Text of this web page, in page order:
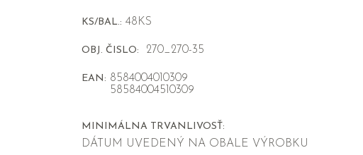
KS/BAL.: 48KS
OBJ. ČISLO: 270_270-35
EAN: 8584004010309
58584004510309
MINIMÁLNA TRVANLIVOSŤ:
DÁTUM UVEDENÝ NA OBALE VÝROBKU